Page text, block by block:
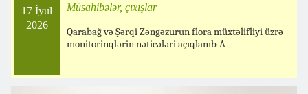
17 İyul
2026
Müsahibələr, çıxışlar
Qarabağ və Şərqi Zəngəzurun flora müxtəlifliyi üzrə
monitorinqlərin nəticələri açıqlanıb-A